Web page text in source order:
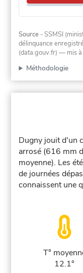
Source - SSMSI
délinquance
(data.gouv.fr) — mis à
Méthodologie
Dugny jouit d'un
arrosé (616 mm
moyenne). Les
de journées
connaissent une
T°
12.1°